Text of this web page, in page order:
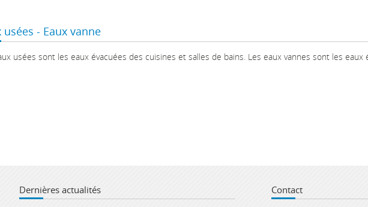
usées - Eaux vanne
usées sont les eaux évacuées des cuisines et salles de bains. Les eaux vannes sont les eaux
Dernières actualités Contact